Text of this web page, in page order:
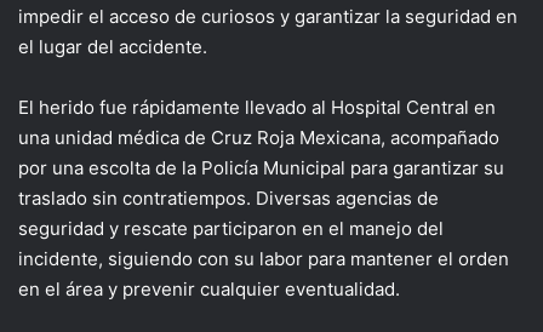
impedir el acceso de curiosos y garantizar la seguridad en
el lugar del accidente.
El herido fue rápidamente llevado al Hospital Central en
una unidad médica de Cruz Roja Mexicana, acompañado
por una escolta de la Policía Municipal para garantizar su
traslado sin contratiempos. Diversas agencias de
seguridad y rescate participaron en el manejo del
incidente, siguiendo con su labor para mantener el orden
en el área y prevenir cualquier eventualidad.